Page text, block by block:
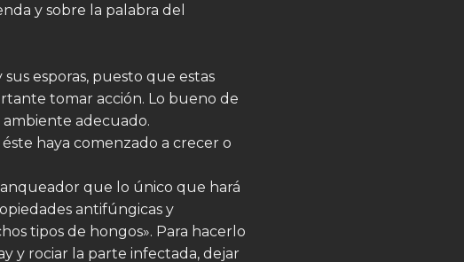
y sobre la palabra del
esporas, puesto que estas
tomar acción. Lo bueno de
adecuado.
haya comenzado a crecer o
que lo único que hará
antifúngicas y
tipos de hongos». Para hacerlo
y rociar la parte infectada, dejar